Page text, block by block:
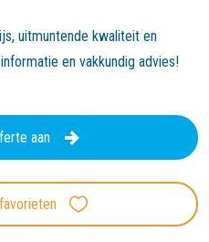
uitmuntende kwaliteit en
en vakkundig advies!
aan